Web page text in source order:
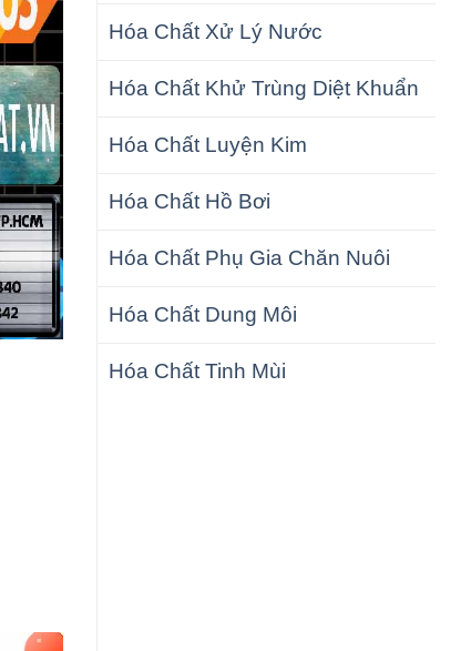
Hóa Chất Xử Lý Nước
Hóa Chất Khử Trùng Diệt Khuẩn
Hóa Chất Luyện Kim
Hóa Chất Hồ Bơi
Hóa Chất Phụ Gia Chăn Nuôi
Hóa Chất Dung Môi
Hóa Chất Tinh Mùi